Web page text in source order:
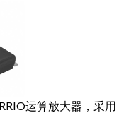
运算放大器，采用